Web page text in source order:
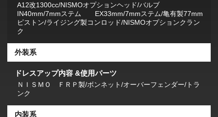
A12改1300cc/NISMOオプションヘッド/バルブ
IN40mm/7mmステム EX33mm/7mmステム/亀有製77mm
ピストン/ライジング製コンロッド/NISMOオプションクラン
ク
外装系
ドレスアップ内容 &使用パーツ
ＮＩＳＭＯ ＦＲＰ製/ボンネット/オーバーフェンダー/トラ
ンク
内装系